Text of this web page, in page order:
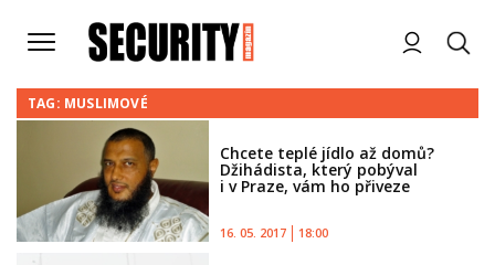
TAG: MUSLIMOVÉ
Chcete teplé jídlo až domů?
Džihádista, který pobýval
i v Praze, vám ho přiveze
16. 05. 2017 18:00